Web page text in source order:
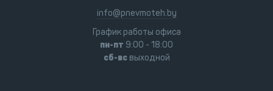
info@pnevmoteh.by
График работы офиса
пн-пт 9:00 - 18:00
сб-всвыходной